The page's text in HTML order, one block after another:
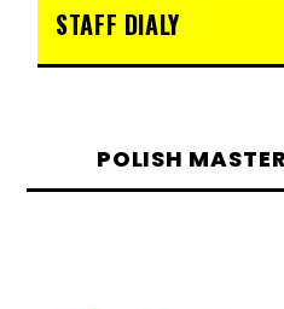
STAFF DIALY
POLISH